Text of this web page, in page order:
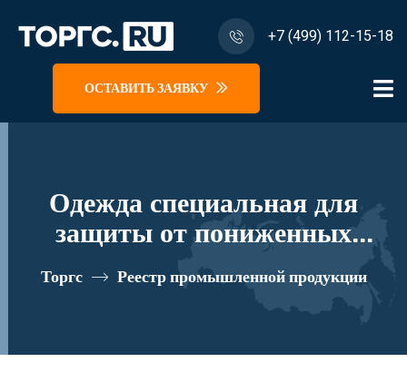
+7 (499) 112-15-18
ОСТАВИТЬ ЗАЯВКУ
Одежда специальная для
защиты от пониженных
температур: Полукомбинезон
женский для защиты от
полиэфирнохлопковой ткани
Торгс Реестр промышленной продукции